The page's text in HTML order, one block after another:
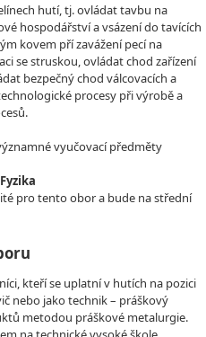
hutí, tj. ovládat tavbu na
hospodářství a vsázení do tavících
kovem pří zavážení pecí na
se struskou, ovládat chod zařízení
bezpečný chod válcovacích a
procesy při výrobě a
vyučovací předměty
pro tento obor a bude na střední
kteří se uplatní v hutích na pozici
nebo jako technik – práškový
metodou práškové metalurgie.